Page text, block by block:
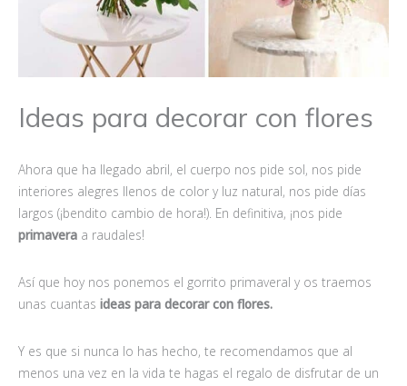
Ideas para decorar con flores
Ahora que ha llegado abril, el cuerpo nos pide sol, nos pide
interiores alegres llenos de color y luz natural, nos pide días
largos (¡bendito cambio de hora!). En definitiva, ¡nos pide
primavera a raudales!
Así que hoy nos ponemos el gorrito primaveral y os traemos
unas cuantas ideas para decorar con flores.
Y es que si nunca lo has hecho, te recomendamos que al
menos una vez en la vida te hagas el regalo de disfrutar de un